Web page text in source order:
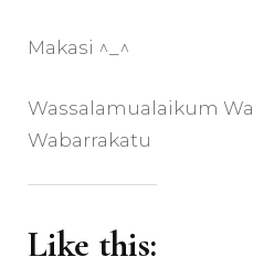
Makasi ^_^
Wassalamualaikum
Wabarrakatu
Like this: